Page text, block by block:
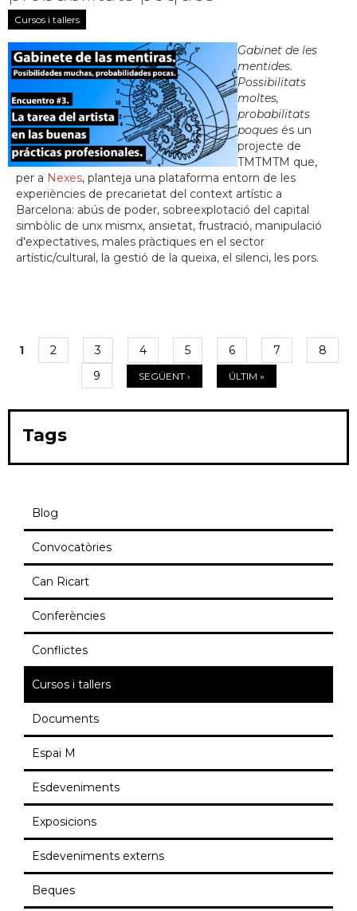
Cursos i tallers
Gabinet de les
mentides.
Possibilitats
moltes,
probabilitats
poques és un
projecte de
TMTMTM que,
per a Nexes, planteja una plataforma entorn de les
experiències de precarietat del context artístic a
Barcelona: abús de poder, sobreexplotació del capital
simbòlic de unx mismx, ansietat, frustració, manipulació
d'expectatives, males pràctiques en el sector
artístic/cultural, la gestió de la queixa, el silenci, les pors.
Pàgines
1 2 3 4 5 6 7
8
9
SEGÜENT › ÚLTIM »
Tags
Blog
Convocatòries
Can Ricart
Conferències
Conflictes
Cursos i tallers
Documents
Espai M
Esdeveniments
Exposicions
Esdeveniments externs
Beques